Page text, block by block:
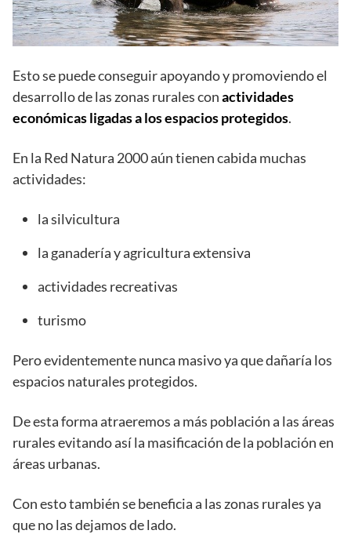
Esto se puede conseguir apoyando y promoviendo el
desarrollo de las zonas rurales conactividades
económicas ligadas a los espacios protegidos.
En la Red Natura 2000 aún tienen cabida muchas
actividades:
la silvicultura
la ganadería y agricultura extensiva
actividades recreativas
turismo
Pero evidentemente nunca masivo ya que dañaría los
espacios naturales protegidos.
De esta forma atraeremos a más población a las áreas
rurales evitando así la masificación de la población en
áreas urbanas.
Con esto también se beneficia a las zonas rurales ya
que no las dejamos de lado.